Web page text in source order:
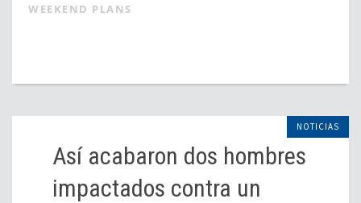
WEEKEND PLANS
NOTICIAS
Así acabaron dos hombres
impactados contra un